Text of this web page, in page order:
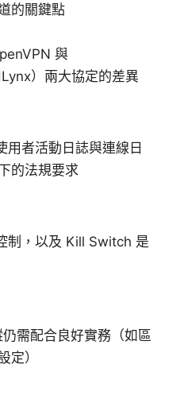
的關鍵點
與
）兩大協定的差異
者活動日誌與連線日
的法規要求
制，以及 Kill Switch 是
需配合良好實務（如區
定）